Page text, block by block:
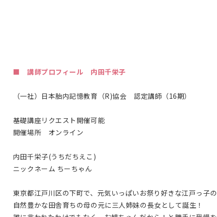
■ 講師プロフィール 内田千栄子
（一社）日本胎内記憶教育（R)協会 認定講師（16期）
基礎講座リクエスト開催可能
開催場所 オンライン
内田千栄子(うちだちえこ)
ニックネーム ちーちゃん
東京都江戸川区の下町で、元気いっぱいお祭り好きな江戸っ子
自然豊かな田舎育ちの母の元に三人姉妹の長女として誕生！